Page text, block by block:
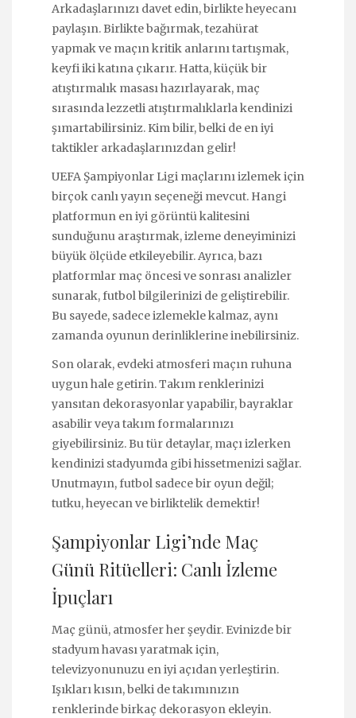
Arkadaşlarınızı davet edin, birlikte heyecanı
paylaşın. Birlikte bağırmak, tezahürat
yapmak ve maçın kritik anlarını tartışmak,
keyfi iki katına çıkarır. Hatta, küçük bir
atıştırmalık masası hazırlayarak, maç
sırasında lezzetli atıştırmalıklarla kendinizi
şımartabilirsiniz. Kim bilir, belki de en iyi
taktikler arkadaşlarınızdan gelir!
UEFA Şampiyonlar Ligi maçlarını izlemek için
birçok canlı yayın seçeneği mevcut. Hangi
platformun en iyi görüntü kalitesini
sunduğunu araştırmak, izleme deneyiminizi
büyük ölçüde etkileyebilir. Ayrıca, bazı
platformlar maç öncesi ve sonrası analizler
sunarak, futbol bilgilerinizi de geliştirebilir.
Bu sayede, sadece izlemekle kalmaz, aynı
zamanda oyunun derinliklerine inebilirsiniz.
Son olarak, evdeki atmosferi maçın ruhuna
uygun hale getirin. Takım renklerinizi
yansıtan dekorasyonlar yapabilir, bayraklar
asabilir veya takım formalarınızı
giyebilirsiniz. Bu tür detaylar, maçı izlerken
kendinizi stadyumda gibi hissetmenizi sağlar.
Unutmayın, futbol sadece bir oyun değil;
tutku, heyecan ve birliktelik demektir!
Şampiyonlar Ligi’nde Maç
Günü Ritüelleri: Canlı İzleme
İpuçları
Maç günü, atmosfer her şeydir. Evinizde bir
stadyum havası yaratmak için,
televizyonunuzu en iyi açıdan yerleştirin.
Işıkları kısın, belki de takımınızın
renklerinde birkaç dekorasyon ekleyin.